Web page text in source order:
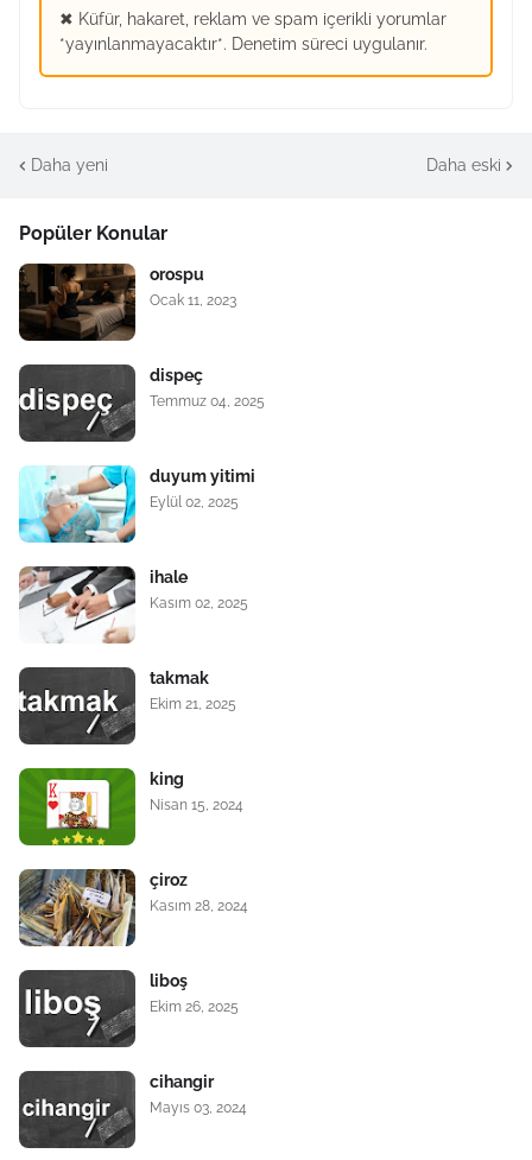
✖ Küfür, hakaret, reklam ve spam içerikli yorumlar
*yayınlanmayacaktır*. Denetim süreci uygulanır.
Daha yeni Daha eski
Popüler Konular
orospu
Ocak 11, 2023
dispeç
Temmuz 04, 2025
duyum yitimi
Eylül 02, 2025
ihale
Kasım 02, 2025
takmak
Ekim 21, 2025
king
Nisan 15, 2024
çiroz
Kasım 28, 2024
liboş
Ekim 26, 2025
cihangir
Mayıs 03, 2024